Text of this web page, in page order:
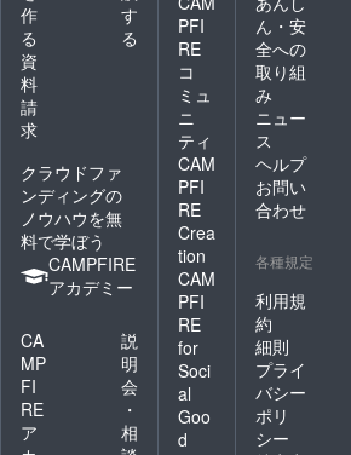
作
る
す
る
資
料
請
求
クラウドファ
ンディングの
ノウハウを無
料で学ぼう
CAMPFIRE
アカデミー
CA
MP
FI
RE
ア
説
明
会
・
相
PFI
RE
コ
ミュ
ニ
ティ
CAM
PFI
RE
Crea
tion
CAM
PFI
RE
for
Soci
al
Goo
d
ん・安
全への
取り組
み
ニュー
ス
ヘルプ
お問い
合わせ
各種規定
利用規
約
細則
プライ
バシー
ポリ
シー